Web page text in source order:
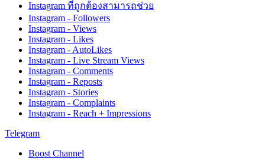
Instagram ที่ถูกต้องสามารถช่วย
Instagram - Followers
Instagram - Views
Instagram - Likes
Instagram - AutoLikes
Instagram - Live Stream Views
Instagram - Comments
Instagram - Reposts
Instagram - Stories
Instagram - Complaints
Instagram - Reach + Impressions
Telegram
Boost Channel